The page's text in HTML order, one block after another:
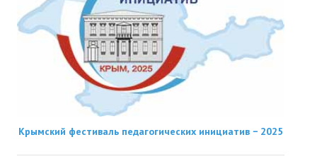
Крымский фестиваль педагогических инициатив − 2025